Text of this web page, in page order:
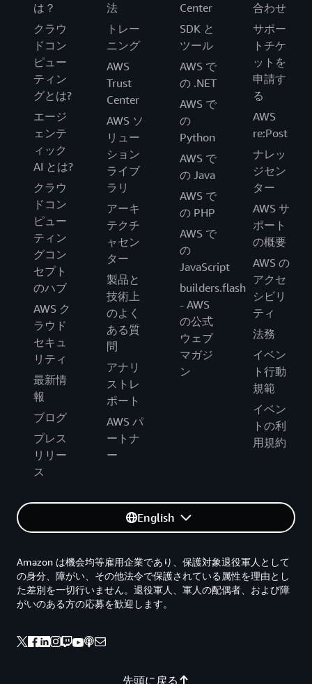
は？
クラウ
ドコン
ピュー
ティン
グとは?
エージ
ェンテ
ィック
AI とは?
クラウ
ドコン
ピュー
ティン
グコン
セプト
のハブ
AWS ク
ラウド
セキュ
リティ
最新情
報
ブログ
プレス
リリー
ス
法
トレー
ニング
AWS
Trust
Center
AWS ソ
リュー
ション
ライブ
ラリ
アーキ
テクチ
ャセン
ター
製品と
技術上
のよく
ある質
問
アナリ
ストレ
ポート
AWS パ
ートナ
ー
Center
SDK と
ツール
AWS で
の .NET
AWS で
の
Python
AWS で
の Java
AWS で
の PHP
AWS で
の
JavaScript
builders.flash
- AWS
の公式
ウェブ
マガジ
ン
合わせ
サポー
トチケ
ットを
申請す
る
AWS
re:Post
ナレッ
ジセン
ター
AWS サ
ポート
の概要
AWS の
アクセ
シビリ
ティ
法務
イベン
ト行動
規範
イベン
トの利
用規約
English
先頭に戻る
Amazon は機会均等雇用企業であり、保護対象退役軍人として
の身分、障がい、その他法令で保護されている属性を理由とし
た差別を一切行いません。退役軍人、軍人の配偶者、および障
がいのある方の応募を歓迎します。